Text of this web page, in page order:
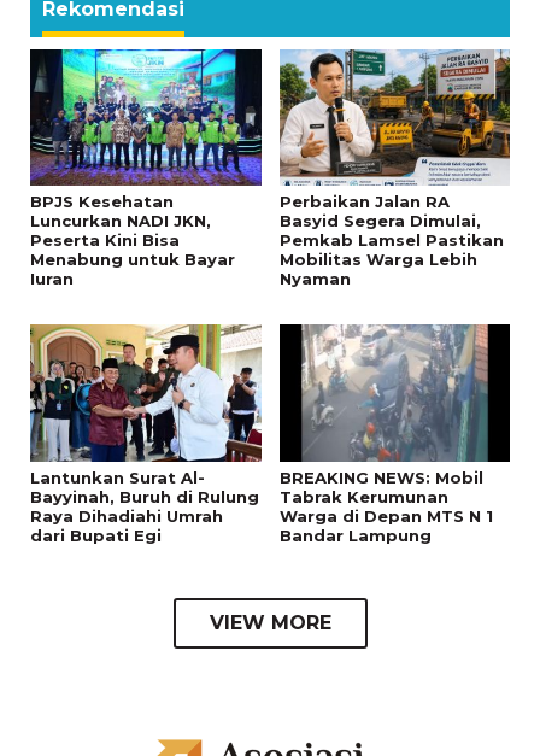
Rekomendasi
BPJS Kesehatan
Luncurkan NADI JKN,
Peserta Kini Bisa
Menabung untuk Bayar
Iuran
Perbaikan Jalan RA
Basyid Segera Dimulai,
Pemkab Lamsel Pastikan
Mobilitas Warga Lebih
Nyaman
Lantunkan Surat Al-
Bayyinah, Buruh di Rulung
Raya Dihadiahi Umrah
dari Bupati Egi
BREAKING NEWS: Mobil
Tabrak Kerumunan
Warga di Depan MTS N 1
Bandar Lampung
VIEW MORE